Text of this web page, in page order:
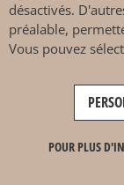
désactivés.
préalable,
Vous pouvez
POUR PLUS